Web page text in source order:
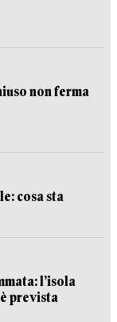
non ferma
cosa sta
l’isola
prevista